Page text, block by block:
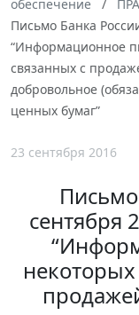
обеспечение
Письмо Банка
“Информационное
связанных с
добровольное
ценных бумаг”
23 сентября 2016
сентября